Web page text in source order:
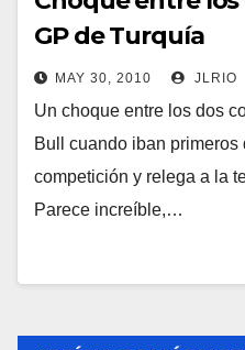
GP de Turquía
MAY 30, 2010 JLRIO
Un choque entre los dos
Bull cuando iban primeros
competición y relega a la
Parece increíble,…